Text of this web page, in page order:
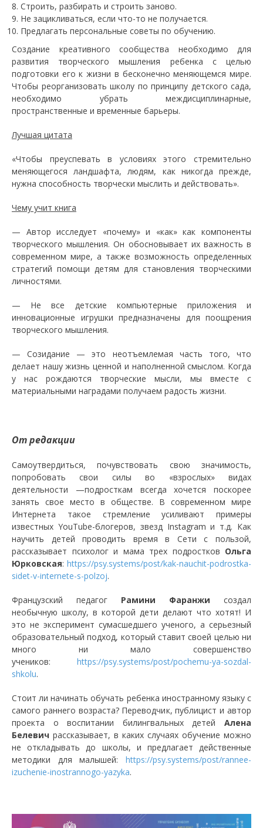
Строить, разбирать и строить заново.
Не зацикливаться, если что-то не получается.
Предлагать персональные советы по обучению.
Создание креативного сообщества необходимо для
развития творческого мышления ребенка с целью
подготовки его к жизни в бесконечно меняющемся мире.
Чтобы реорганизовать школу по принципу детского сада,
необходимо убрать междисциплинарные,
пространственные и временные барьеры.
Лучшая цитата
«Чтобы преуспевать в условиях этого стремительно
меняющегося ландшафта, людям, как никогда прежде,
нужна способность творчески мыслить и действовать».
Чему учит книга
— Автор исследует «почему» и «как» как компоненты
творческого мышления. Он обосновывает их важность в
современном мире, а также возможность определенных
стратегий помощи детям для становления творческими
личностями.
— Не все детские компьютерные приложения и
инновационные игрушки предназначены для поощрения
творческого мышления.
— Созидание — это неотъемлемая часть того, что
делает нашу жизнь ценной и наполненной смыслом. Когда
у нас рождаются творческие мысли, мы вместе с
материальными наградами получаем радость жизни.
От редакции
Самоутвердиться, почувствовать свою значимость,
попробовать свои силы во «взрослых» видах
деятельности —подросткам всегда хочется поскорее
занять свое место в обществе. В современном мире
Интернета такое стремление усиливают примеры
известных YouTube-блогеров, звезд Instagram и т.д. Как
научить детей проводить время в Сети с пользой,
рассказывает психолог и мама трех подростков Ольга
Юрковская: https://psy.systems/post/kak-nauchit-podrostka-
sidet-v-internete-s-polzoj.
Французский педагог Рамини Фаранжи создал
необычную школу, в которой дети делают что хотят! И
это не эксперимент сумасшедшего ученого, а серьезный
образовательный подход, который ставит своей целью ни
много ни мало совершенство
учеников: https://psy.systems/post/pochemu-ya-sozdal-
shkolu.
Стоит ли начинать обучать ребенка иностранному языку с
самого раннего возраста? Переводчик, публицист и автор
проекта о воспитании билингвальных детей Алена
Белевич рассказывает, в каких случаях обучение можно
не откладывать до школы, и предлагает действенные
методики для малышей: https://psy.systems/post/rannee-
izuchenie-inostrannogo-yazyka.